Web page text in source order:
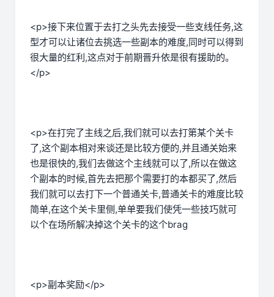
<p>接下来位置于去打之头先去接受一些支线任务,这
型才可以让诸位去挑选一些副本的难度,同时可以得到
很大量的红利,这点对于前期晋升依是很有援助的。
</p>
<p>在打完了主线之后,我们就可以去打第某个关卡
了,这个副本相对来谈还是比较方便的,并且通关始来
也是很快的,我们去做这个主线就可以了,所以在做这
个副本的时候,首先去把那个需要打的本都买了,然后
我们就可以去打下一个普通关卡,普通关卡的难度比较
简单,在这个关卡里侧,单单要我们使凭一些技巧就可
以个在场所解决掉这个关卡的这个brag
<p>副本奖励</p>